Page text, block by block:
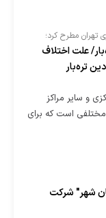
تهران مطرح کرد؛
علت اختلاف
تره‌بار
و سایر مراکز
است که برای
شهر" شرکت